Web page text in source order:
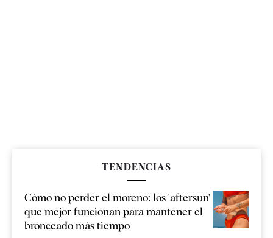
TENDENCIAS
Cómo no perder el moreno: los 'aftersun'
que mejor funcionan para mantener el
bronceado más tiempo